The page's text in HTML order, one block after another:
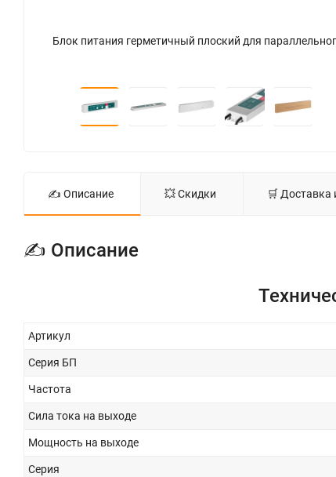
✍ Описание 💥 Скидки 🛒 Доставка
✍ Описание
Артикул
Серия БП
Частота
Сила тока на выходе
Мощность на выходе
Серия